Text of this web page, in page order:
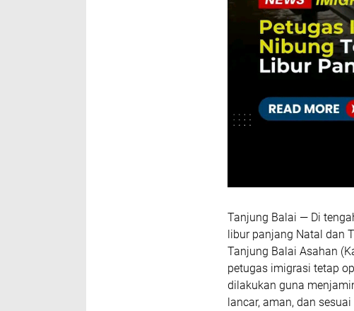
Tanjung Balai — Di
libur panjang Natal dan
Tanjung Balai Asahan
petugas imigrasi tetap
dilakukan guna
lancar, aman, dan